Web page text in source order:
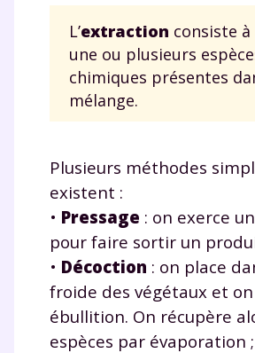
L’extraction consiste
une ou plusieurs
chimiques présentes
mélange.
Plusieurs méthodes
existent :
• Pressage : on exerce
pour faire sortir un
• Décoction : on place
froide des végétaux et
ébullition. On récupère
espèces par évaporation ;